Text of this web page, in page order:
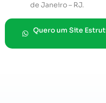
de Janeiro – RJ.
Quero um Site